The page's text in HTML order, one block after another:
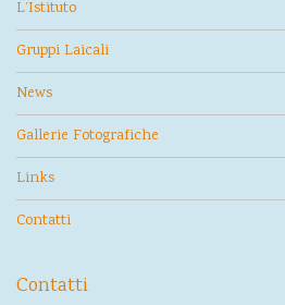
L’Istituto
Gruppi Laicali
News
Gallerie Fotografiche
Links
Contatti
Contatti